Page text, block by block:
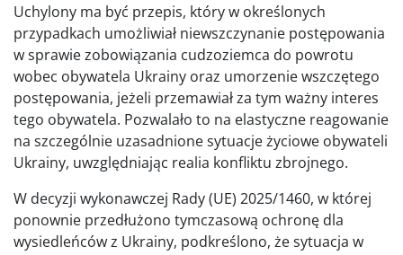
Uchylony ma być przepis, który w określonych
przypadkach umożliwiał niewszczynanie postępowania
w sprawie zobowiązania cudzoziemca do powrotu
wobec obywatela Ukrainy oraz umorzenie wszczętego
postępowania, jeżeli przemawiał za tym ważny interes
tego obywatela. Pozwalało to na elastyczne reagowanie
na szczególnie uzasadnione sytuacje życiowe obywateli
Ukrainy, uwzględniając realia konfliktu zbrojnego.
W decyzji wykonawczej Rady (UE) 2025/1460, w której
ponownie przedłużono tymczasową ochronę dla
wysiedleńców z Ukrainy, podkreślono, że sytuacja w